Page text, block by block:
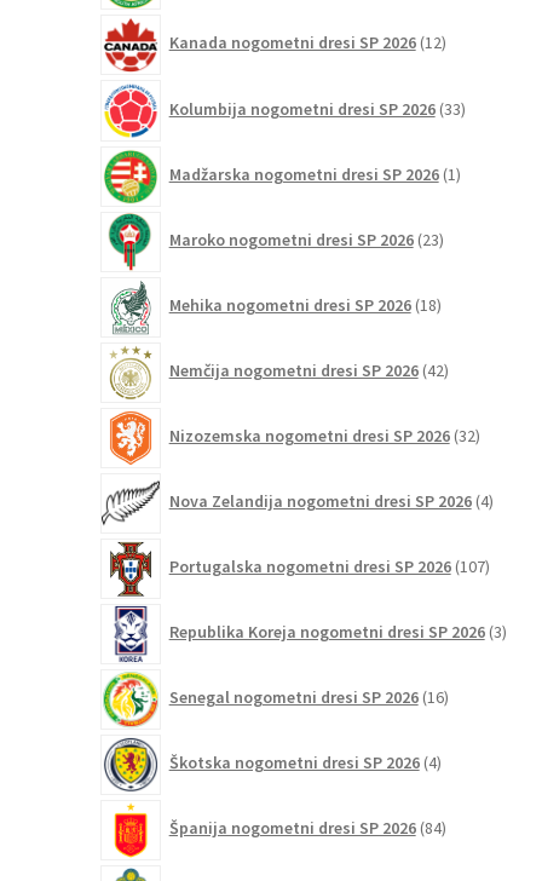
Kanada nogometni dresi SP 2026 12izdelkov
Kolumbija nogometni dresi SP 2026 33izdelkov
Madžarska nogometni dresi SP 2026 1izdelek
Maroko nogometni dresi SP 2026 23izdelkov
Mehika nogometni dresi SP 2026 18izdelkov
Nemčija nogometni dresi SP 2026 42izdelkov
Nizozemska nogometni dresi SP 2026 32izdelkov
Nova Zelandija nogometni dresi SP 2026 4izdelki
Portugalska nogometni dresi SP 2026 107
Republika Koreja nogometni dresi SP 2026 3
Senegal nogometni dresi SP 2026 16izdelkov
Škotska nogometni dresi SP 2026 4izdelki
Španija nogometni dresi SP 2026 84izdelkov